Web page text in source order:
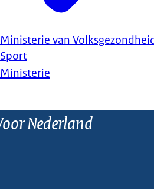
Ministerie van
Sport
Ministerie
Nederland